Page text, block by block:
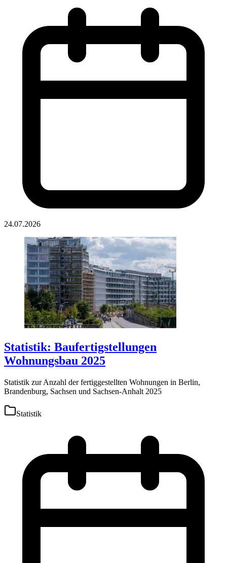
24.07.2026
Statistik: Baufertigstellungen
Wohnungsbau 2025
Statistik zur Anzahl der fertiggestellten Wohnungen in Berlin,
Brandenburg, Sachsen und Sachsen-Anhalt 2025
Statistik